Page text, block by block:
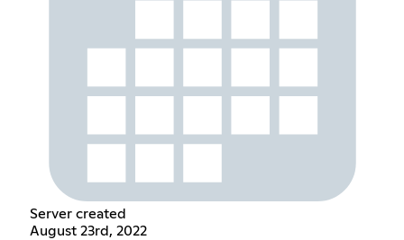
Server created
August 23rd, 2022